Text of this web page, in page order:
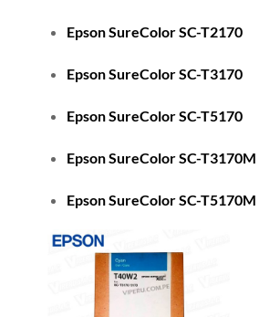
Epson SureColor SC-T2170
Epson SureColor SC-T3170
Epson SureColor SC-T5170
Epson SureColor SC-T3170M
Epson SureColor SC-T5170M